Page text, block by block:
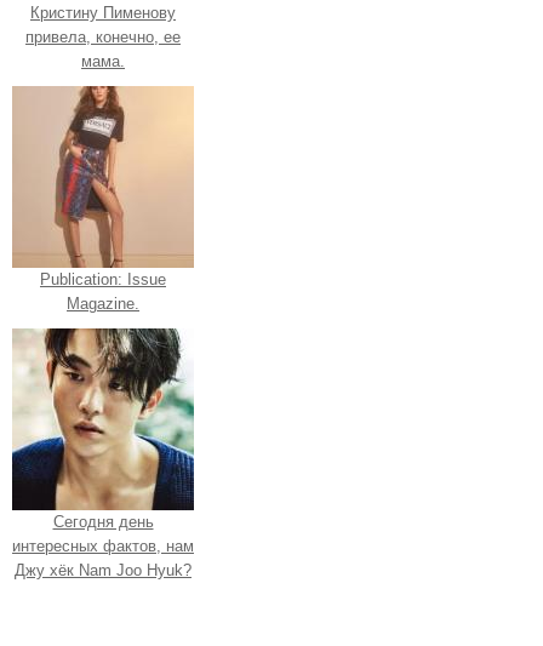
Кристину Пименову
привела, конечно, ее
мама.
Publication: Issue
Magazine.
Сегодня день
интересных фактов, нам
Джу хёк Nam Joo Hyuk?